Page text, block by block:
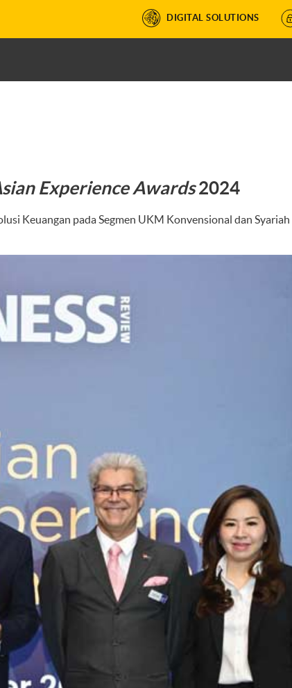
DIGITAL SOLUTIONS
Experience Awards2024
Keuangan pada Segmen UKM Konvensional dan Syariah